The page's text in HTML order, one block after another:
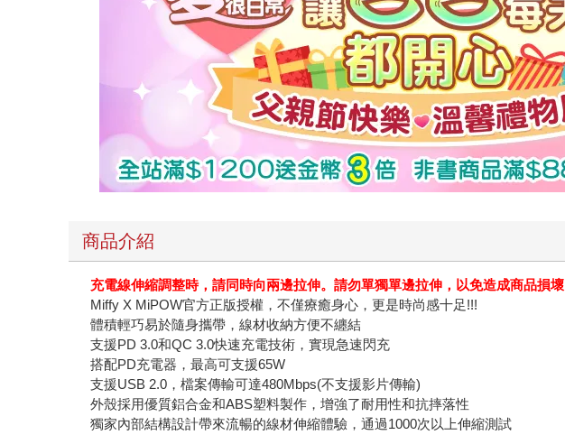
商品介紹
充電線伸縮調整時，請同時向兩邊拉伸。請勿單獨單邊拉伸，以免造成商品損壞
Miffy X MiPOW官方正版授權，不僅療癒身心，更是時尚感十足!!!
體積輕巧易於隨身攜帶，線材收納方便不纏結
支援PD 3.0和QC 3.0快速充電技術，實現急速閃充
搭配PD充電器，最高可支援65W
支援USB 2.0，檔案傳輸可達480Mbps(不支援影片傳輸)
外殼採用優質鋁合金和ABS塑料製作，增強了耐用性和抗摔落性
獨家內部結構設計帶來流暢的線材伸縮體驗，通過1000次以上伸縮測試